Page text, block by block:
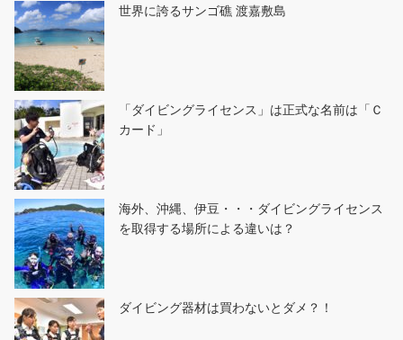
世界に誇るサンゴ礁 渡嘉敷島
「ダイビングライセンス」は正式な名前は「Ｃ
カード」
海外、沖縄、伊豆・・・ダイビングライセンス
を取得する場所による違いは？
ダイビング器材は買わないとダメ？！